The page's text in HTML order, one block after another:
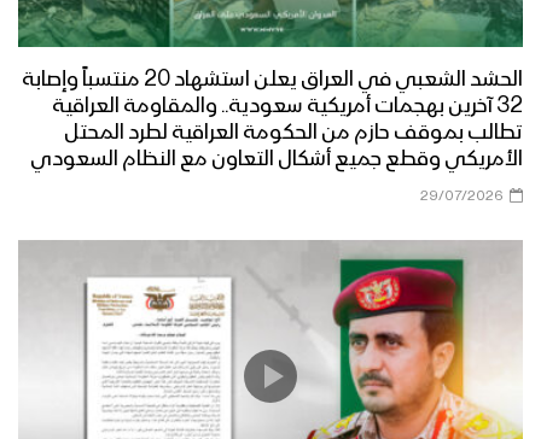
الحشد الشعبي في العراق يعلن استشهاد 20 منتسباً وإصابة
32 آخرين بهجمات أمريكية سعودية.. والمقاومة العراقية
تطالب بموقف حازم من الحكومة العراقية لطرد المحتل
الأمريكي وقطع جميع أشكال التعاون مع النظام السعودي
29/07/2026